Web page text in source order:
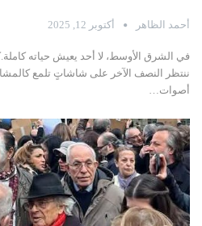
أحمد الظاهر أكتوبر 12, 2025
في الشرق الأوسط، لا أحد يعيش حياته
ننتظر النصف الآخر على شاشاتٍ تلمع
أصوات